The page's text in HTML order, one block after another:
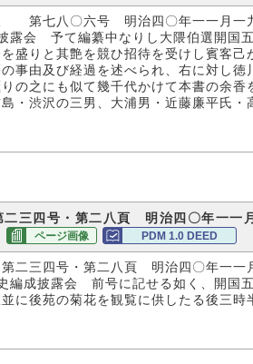
第七八〇六号 明治四〇年一一月一
露会 予て編纂中なりし大隈伯選開国
盛りと其艶を競ひ招待を受けし賓客
事由及び経過を述べられ、右に対し
の之にも似て幾千代かけて本書の余
・渋沢の三男、大浦男・近藤廉平氏
三四号・第二八頁 明治四〇年一一
ページ画像 PDM 1.0 DEED
三四号・第二八頁 明治四〇年一一
編成披露会 前号に記せる如く、開国
に後苑の菊花を観覧に供したる後三